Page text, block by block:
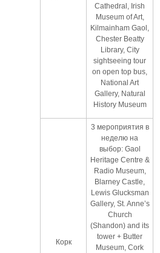
Cathedral, Irish
Museum of Art,
Kilmainham Gaol,
Chester Beatty
Library, City
sightseeing tour
on open top bus,
National Art
Gallery, Natural
History Museum
Корк
3 мероприятия в
неделю на
выбор: Gaol
Heritage Centre &
Radio Museum,
Blarney Castle,
Lewis Glucksman
Gallery, St. Anne’s
Church
(Shandon) and its
tower + Butter
Museum, Cork